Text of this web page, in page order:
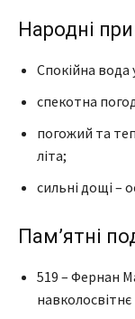
Народні
Спокійна вода
спекотна
погожий та
літа;
сильні дощі –
Пам’ятні
519 – Фернан